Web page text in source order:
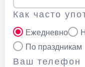
Как часто
Ежедневно
По праздникам
Ваш телефон